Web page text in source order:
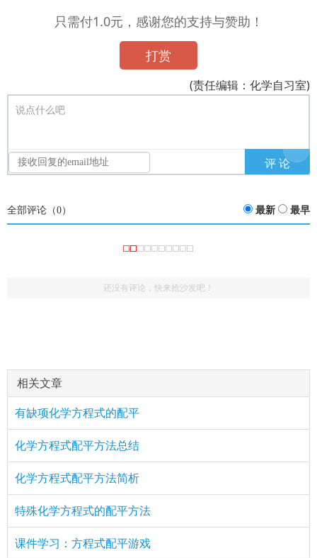
只需付1.0元，感谢您的支持与赞助！
打赏
(责任编辑：化学自习室)
说点什么吧
全部评论（0） 最新 最早
还没有评论，快来抢沙发吧！
相关文章
有缺项化学方程式的配平
化学方程式配平方法总结
化学方程式配平方法简析
特殊化学方程式的配平方法
课件学习：方程式配平游戏